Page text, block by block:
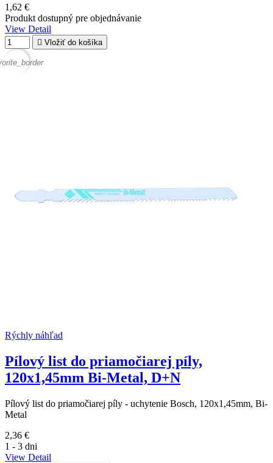
1,62 €
Produkt dostupný pre objednávanie
View Detail
 Vložiť do košíka
Rýchly náhľad
Pílový list do priamočiarej píly,
120x1,45mm Bi-Metal, D+N
Pílový list do priamočiarej píly - uchytenie Bosch, 120x1,45mm, Bi-
Metal
2,36 €
1 - 3 dni
View Detail